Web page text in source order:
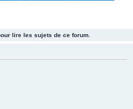
e
lire les sujets de ce forum.